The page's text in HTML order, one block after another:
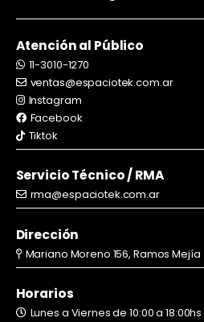
Atención al Público
11-3010-1270
ventas@espaciotek.com.ar
Instagram
Facebook
Tiktok
Servicio Técnico / RMA
rma@espaciotek.com.ar
Dirección
Mariano Moreno 156, Ramos Mejía
Horarios
Lunes a Viernes de 10:00 a 18:00hs